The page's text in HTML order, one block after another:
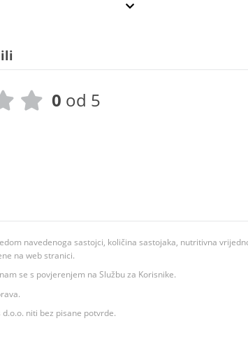
0 od 5
navedenoga sastojci, količina sastojaka, nutritivna
na web stranici.
se s povjerenjem na Službu za Korisnike.
niti bez pisane potvrde.